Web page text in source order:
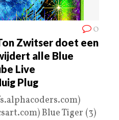
0
Zwitser doet een
alle Blue
Live
Plug
Blue Tiger (3)